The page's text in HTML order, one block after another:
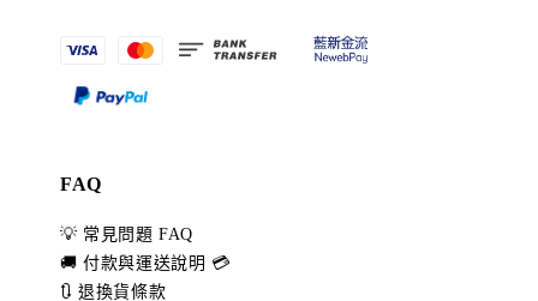
FAQ
💡 常見問題 FAQ
🚚 付款與運送說明 💳
🔃 退換貨條款